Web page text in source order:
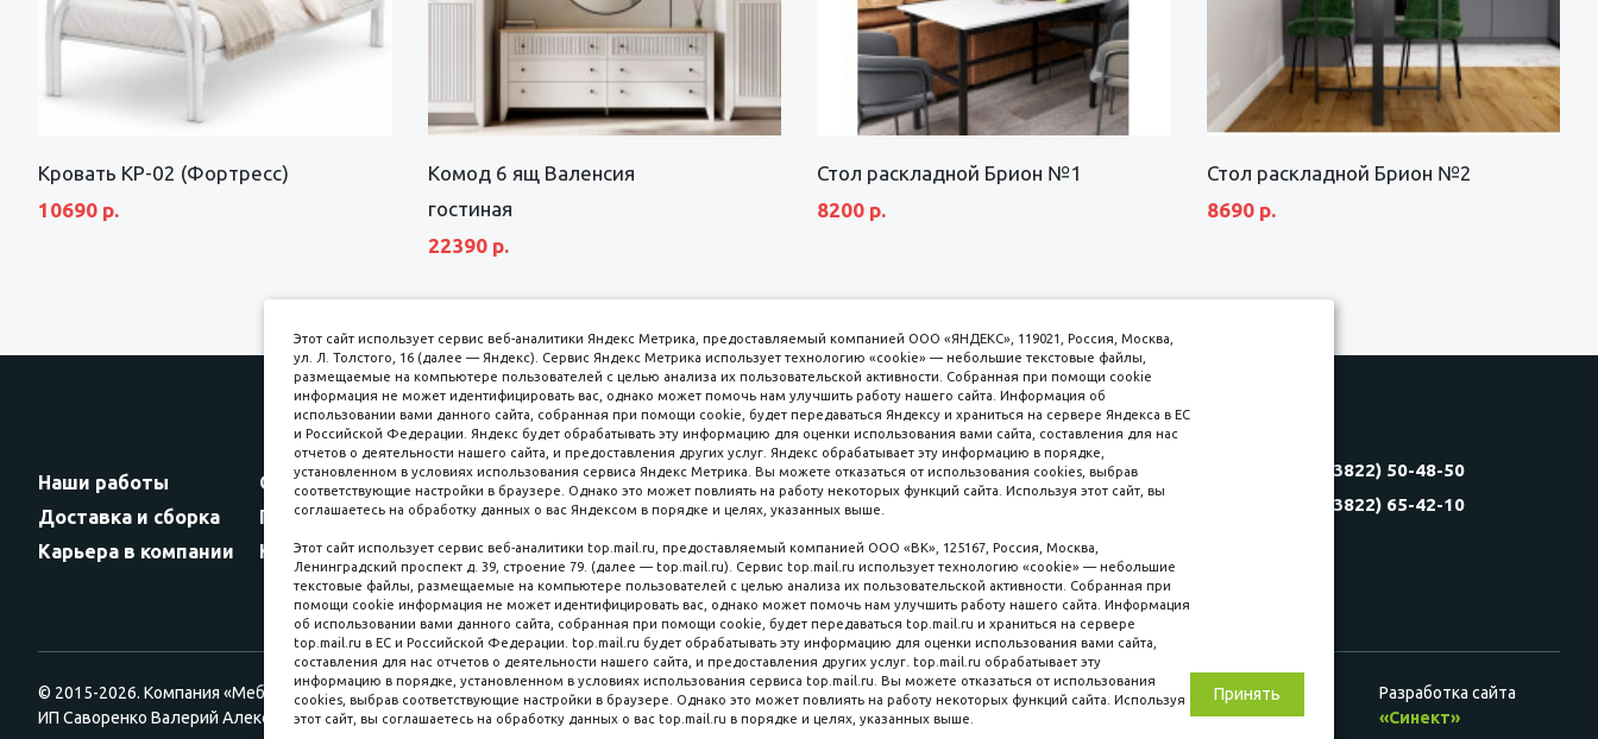
Кровать КР-02 (Фортресс)
10690 р.
Комод 6 ящ Валенсия
гостиная
22390 р.
Стол раскладной Брион №1
8200 р.
Стол раскладной Брион №2
8690 р.
Наши работы
Оплата
Доставка и сборка
Гарантии
Карьера в компании
Контакты
Принимаем к оплате
Наличные
пл. Соляная, 6, стр. 16
8 (3822) 60-70-30
8 (3822) 22-77-68
8 (3822) 50-48-50
8 (3822) 65-42-10
© 2015-2026. Компания «Мебельный куб».
ИП Саворенко Валерий Александрович. Россия, г. Томск, пл. Соляная, 6 стр. 16, Цокольный этаж
Мы в соц. сетях
Разработка сайта
«Синект»
Этот сайт использует сервис веб-аналитики Яндекс Метрика, предоставляемый компанией ООО «ЯНДЕКС», 119021, Россия, Москва,
ул. Л. Толстого, 16 (далее — Яндекс). Сервис Яндекс Метрика использует технологию «cookie» — небольшие текстовые файлы,
размещаемые на компьютере пользователей с целью анализа их пользовательской активности. Собранная при помощи cookie
информация не может идентифицировать вас, однако может помочь нам улучшить работу нашего сайта. Информация об
использовании вами данного сайта, собранная при помощи cookie, будет передаваться Яндексу и храниться на сервере Яндекса в ЕС
и Российской Федерации. Яндекс будет обрабатывать эту информацию для оценки использования вами сайта, составления для нас
отчетов о деятельности нашего сайта, и предоставления других услуг. Яндекс обрабатывает эту информацию в порядке,
установленном в условиях использования сервиса Яндекс Метрика. Вы можете отказаться от использования cookies, выбрав
соответствующие настройки в браузере. Однако это может повлиять на работу некоторых функций сайта. Используя этот сайт, вы
соглашаетесь на обработку данных о вас Яндексом в порядке и целях, указанных выше.
Этот сайт использует сервис веб-аналитики top.mail.ru, предоставляемый компанией ООО «ВК», 125167, Россия, Москва,
Ленинградский проспект д. 39, строение 79. (далее — top.mail.ru). Сервис top.mail.ru использует технологию «cookie» — небольшие
текстовые файлы, размещаемые на компьютере пользователей с целью анализа их пользовательской активности. Собранная при
помощи cookie информация не может идентифицировать вас, однако может помочь нам улучшить работу нашего сайта. Информация
об использовании вами данного сайта, собранная при помощи cookie, будет передаваться top.mail.ru и храниться на сервере
top.mail.ru в ЕС и Российской Федерации. top.mail.ru будет обрабатывать эту информацию для оценки использования вами сайта,
составления для нас отчетов о деятельности нашего сайта, и предоставления других услуг. top.mail.ru обрабатывает эту
информацию в порядке, установленном в условиях использования сервиса top.mail.ru. Вы можете отказаться от использования
cookies, выбрав соответствующие настройки в браузере. Однако это может повлиять на работу некоторых функций сайта. Используя
этот сайт, вы соглашаетесь на обработку данных о вас top.mail.ru в порядке и целях, указанных выше.
Принять